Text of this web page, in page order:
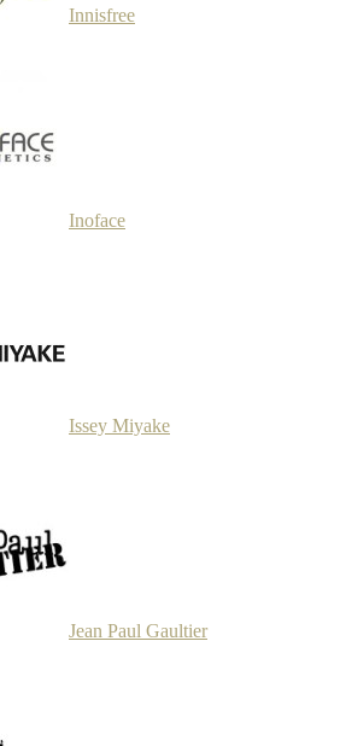
Innisfree
Inoface
Issey Miyake
Jean Paul Gaultier